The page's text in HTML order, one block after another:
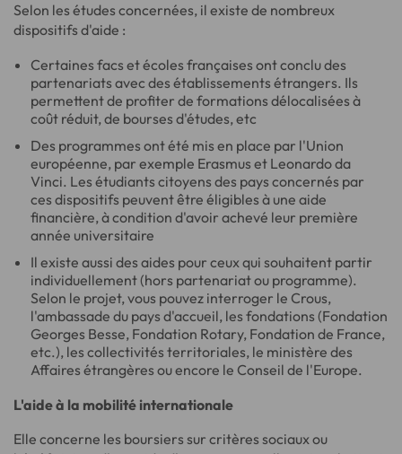
Selon les études concernées, il existe de nombreux
dispositifs d'aide :
Certaines facs et écoles françaises ont conclu des
partenariats avec des établissements étrangers. Ils
permettent de profiter de formations délocalisées à
coût réduit, de bourses d'études, etc
Des programmes ont été mis en place par l'Union
européenne, par exemple Erasmus et Leonardo da
Vinci. Les étudiants citoyens des pays concernés par
ces dispositifs peuvent être éligibles à une aide
financière, à condition d'avoir achevé leur première
année universitaire
Il existe aussi des aides pour ceux qui souhaitent partir
individuellement (hors partenariat ou programme).
Selon le projet, vous pouvez interroger le Crous,
l'ambassade du pays d'accueil, les fondations (Fondation
Georges Besse, Fondation Rotary, Fondation de France,
etc.), les collectivités territoriales, le ministère des
Affaires étrangères ou encore le Conseil de l'Europe.
L'aide à la mobilité internationale
Elle concerne les boursiers sur critères sociaux ou